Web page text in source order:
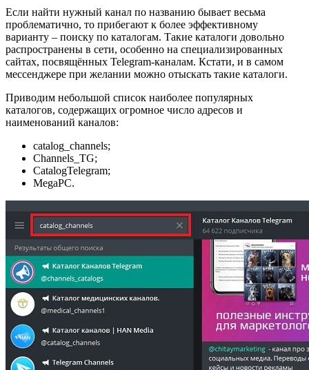
Если найти нужный канал по названию бывает весьма
проблематично, то прибегают к более эффективному
варианту – поиску по каталогам. Такие каталоги довольно
распространены в сети, особенно на специализированных
сайтах, посвящённых Telegram-каналам. Кстати, и в самом
мессенджере при желании можно отыскать такие каталоги.
Приводим небольшой список наиболее популярных
каталогов, содержащих огромное число адресов и
наименований каналов:
catalog_channels;
Channels_TG;
CatalogTelegram;
MegaPC.